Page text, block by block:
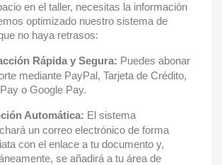
en el taller, necesitas la información
optimizado nuestro sistema de
no haya retrasos:
Rápida y Segura: Puedes abonar
mediante PayPal, Tarjeta de Crédito,
o Google Pay.
Automática: El sistema
un correo electrónico de forma
con el enlace a tu documento y,
se añadirá a tu área de